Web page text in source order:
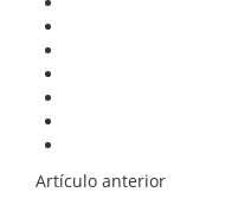
Artículo anterior